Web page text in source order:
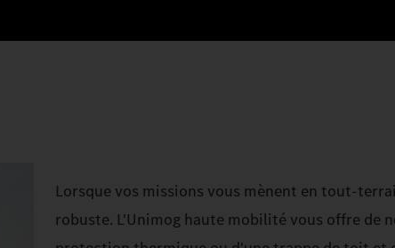
Lorsque vos missions vous mènent en tout-
robuste. L'Unimog haute mobilité vous offre de